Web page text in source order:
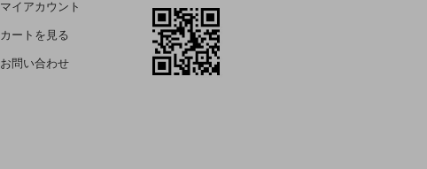
マイアカウント
カートを見る
お問い合わせ